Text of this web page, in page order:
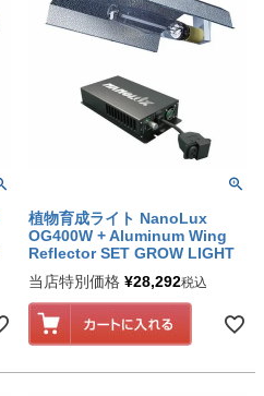
植物育成ライト NanoLux
OG400W + Aluminum Wing
Reflector SET GROW LIGHT
当店特別価格 ¥28,292税込